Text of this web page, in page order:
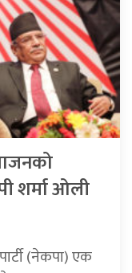
शर्मा ओली
(नेकपा) एक